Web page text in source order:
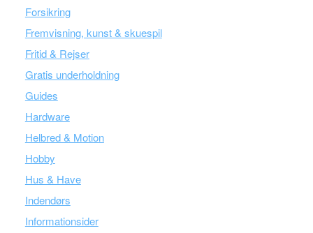
Forsikring
Fremvisning, kunst & skuespil
Fritid & Rejser
Gratis underholdning
Guides
Hardware
Helbred & Motion
Hobby
Hus & Have
Indendørs
Informationsider